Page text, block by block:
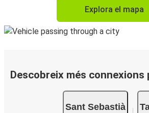
Explora el mapa
Descobreix més connexions
Sant Sebastià